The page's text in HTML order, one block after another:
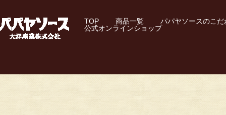
TOP 商品一覧
パパヤソースのこだ
公式オンラインショップ